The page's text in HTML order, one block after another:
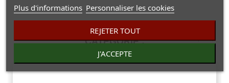
30 AUTRES PRODUITS DANS LA MÊME
CATÉGORIE :
Plus d'informations Personnaliser les cookies
REJETER TOUT
J'ACCEPTE